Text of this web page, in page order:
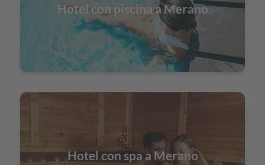
Hotel con piscina a Merano
Hotel con spa a Merano